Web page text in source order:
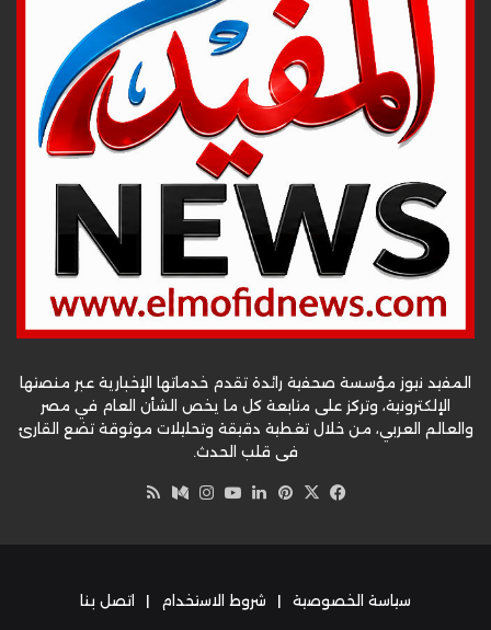
المفيد نيوز مؤسسة صحفية رائدة تقدم خدماتها الإخبارية عبر منصتها
الإلكترونية، وتركز على متابعة كل ما يخص الشأن العام في مصر
والعالم العربي، من خلال تغطية دقيقة وتحليلات موثوقة تضع القارئ
في قلب الحدث.
فيسبوك
‫X بينتيريست
لينكدإن‫YouTube
انستقرام
وسط
سياسة الخصوصية | شروط الاستخدام | اتصل بنا